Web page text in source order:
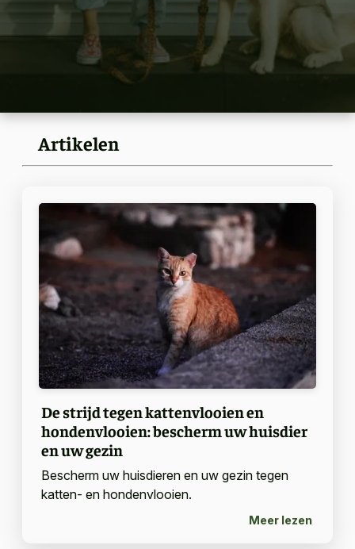
Artikelen
De strijd tegen kattenvlooien en
hondenvlooien: bescherm uw huisdier
en uw gezin
Bescherm uw huisdieren en uw gezin tegen
katten- en hondenvlooien.
Meer lezen